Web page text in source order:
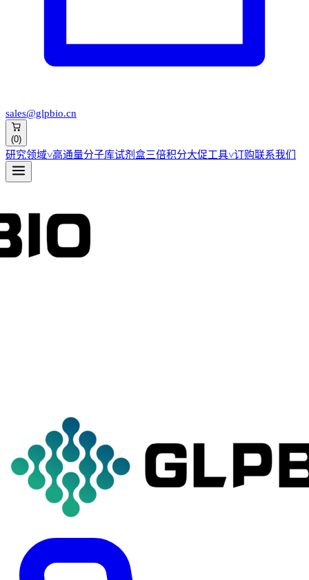
sales@glpbio.cn
(0)
研究领域˅高通量分子库试剂盒三倍积分大促工具˅订购联系我们